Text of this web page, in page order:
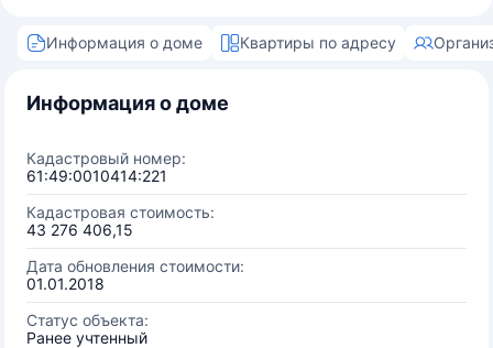
Информация о доме Квартиры по адресу
Информация о доме
Кадастровый номер:
61:49:0010414:221
Кадастровая стоимость:
43 276 406,15
Дата обновления стоимости:
01.01.2018
Статус объекта:
Ранее учтенный